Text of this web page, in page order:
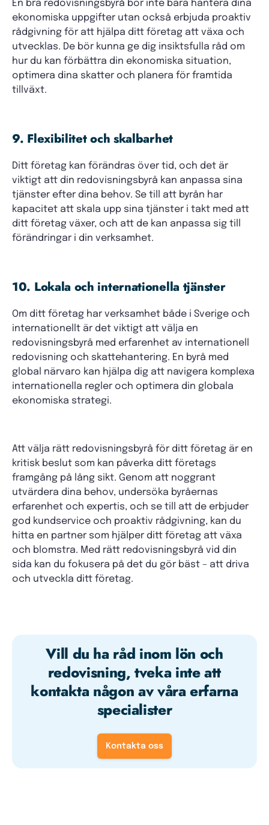
En bra redovisningsbyrå bör inte bara hantera dina
ekonomiska uppgifter utan också erbjuda proaktiv
rådgivning för att hjälpa ditt företag att växa och
utvecklas. De bör kunna ge dig insiktsfulla råd om
hur du kan förbättra din ekonomiska situation,
optimera dina skatter och planera för framtida
tillväxt.
9. Flexibilitet och skalbarhet
Ditt företag kan förändras över tid, och det är
viktigt att din redovisningsbyrå kan anpassa sina
tjänster efter dina behov. Se till att byrån har
kapacitet att skala upp sina tjänster i takt med att
ditt företag växer, och att de kan anpassa sig till
förändringar i din verksamhet.
10. Lokala och internationella tjänster
Om ditt företag har verksamhet både i Sverige och
internationellt är det viktigt att välja en
redovisningsbyrå med erfarenhet av internationell
redovisning och skattehantering. En byrå med
global närvaro kan hjälpa dig att navigera komplexa
internationella regler och optimera din globala
ekonomiska strategi.
Att välja rätt redovisningsbyrå för ditt företag är en
kritisk beslut som kan påverka ditt företags
framgång på lång sikt. Genom att noggrant
utvärdera dina behov, undersöka byråernas
erfarenhet och expertis, och se till att de erbjuder
god kundservice och proaktiv rådgivning, kan du
hitta en partner som hjälper ditt företag att växa
och blomstra. Med rätt redovisningsbyrå vid din
sida kan du fokusera på det du gör bäst – att driva
och utveckla ditt företag.
Vill du ha råd inom lön och
redovisning, tveka inte att
kontakta någon av våra erfarna
specialister
Kontakta oss